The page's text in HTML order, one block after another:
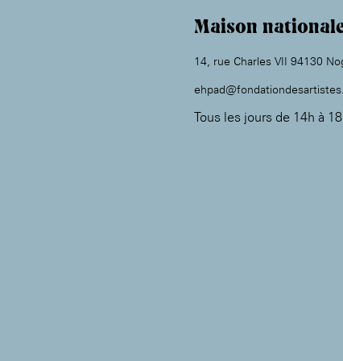
Maison
14, rue Charles VII 94130
Tous les jours de 14h à